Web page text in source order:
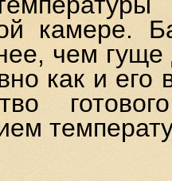
камере.
чем
как и его